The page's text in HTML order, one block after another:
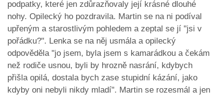
podpatky, které jen zdůrazňovaly její krásné dlouhé
nohy. Opilecký ho pozdravila. Martin se na ni podíval
upřeným a starostlivým pohledem a zeptal se jí "jsi v
pořádku?". Lenka se na něj usmála a opilecký
odpověděla "jo jsem, byla jsem s kamarádkou a čekám
než rodiče usnou, byli by hrozně nasrání, kdybych
přišla opilá, dostala bych zase stupidní kázání, jako
kdyby oni nebyli nikdy mladí". Martin se rozesmál a jen